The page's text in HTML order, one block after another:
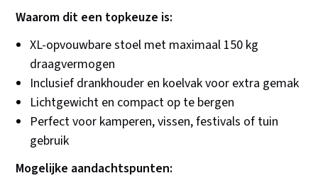
Waarom dit een topkeuze is:
XL-opvouwbare stoel met maximaal 150 kg
draagvermogen
Inclusief drankhouder en koelvak voor extra gemak
Lichtgewicht en compact op te bergen
Perfect voor kamperen, vissen, festivals of tuin
gebruik
Mogelijke aandachtspunten: